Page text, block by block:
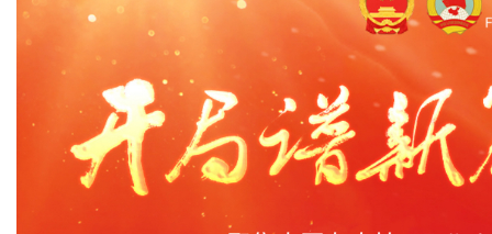
江西头雁之旅：百家争鸣天正蓝
喜迎新春，情暖寒冬
元首外交·心相近 | 飞越太平洋，感受中美民意暖流
江苏省淮安市淮阴区王家营街道“苔花向阳”爱心
AI预警精准治理 浙江推进食品药品安全监管